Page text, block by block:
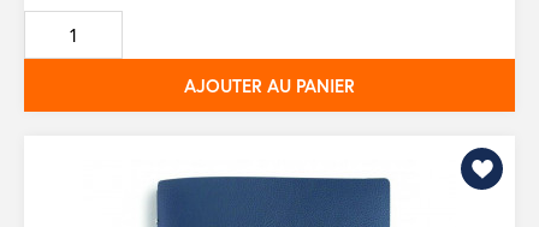
de
base
AJOUTER AU PANIER